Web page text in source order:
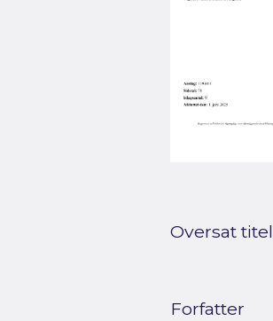
Oversat titel
Forfatter